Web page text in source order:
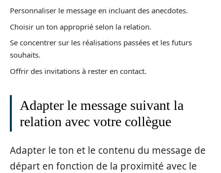
Personnaliser le message en incluant des anecdotes.
Choisir un ton approprié selon la relation.
Se concentrer sur les réalisations passées et les futurs
souhaits.
Offrir des invitations à rester en contact.
Adapter le message suivant la
relation avec votre collègue
Adapter le ton et le contenu du message de
départ en fonction de la proximité avec le